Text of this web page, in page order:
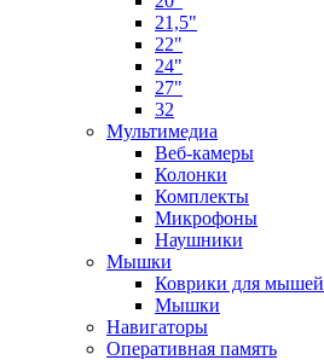
21,5"
22"
24"
27"
32
Мультимедиа
Веб-камеры
Колонки
Комплекты
Микрофоны
Наушники
Мышки
Коврики для мышей
Мышки
Навигаторы
Оперативная память